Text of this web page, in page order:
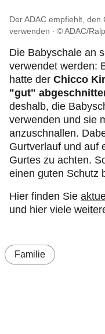
Der ADAC empfiehlt, den
verwenden
© ADAC/
Die Babyschale an
verwendet werden:
hatte der Chicco
"gut"
deshalb, die
verwenden und sie
anzuschnallen.
Gurtverlauf und auf
Gurtes zu achten.
einen guten Schutz
Hier finden Sie
und hier viele
Familie